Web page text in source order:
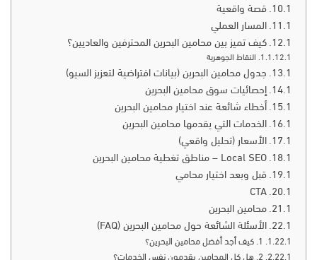
قصة واقعية
المسار العملي
كيف تميز بين محامين البحرين المحترفين والعاديين؟
النقاط الجوهرية
جدول محامين البحرين (بيانات افتراضية لتعزيز السيو)
إحصائيات سوق محامين البحرين
أخطاء شائعة عند اختيار محامين البحرين
الخدمات التي يقدمها محامين البحرين
الأسعار (تحليل واقعي)
Local SEO – مناطق تغطية محامين البحرين
قبل وبعد اختيار محامي
CTA
محامين البحرين
الأسئلة الشائعة حول محامين البحرين (FAQ)
1. كيف أجد أفضل محامين البحرين؟
2. هل كل المحامين يقدمون نفس الخدمات؟